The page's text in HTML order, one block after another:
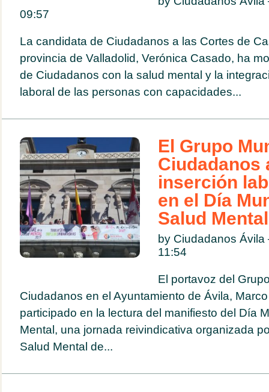
09:57
La candidata de Ciudadanos a las Cortes de
provincia de Valladolid, Verónica Casado, ha
de Ciudadanos con la salud mental y la
laboral de las personas con capacidades...
El Grupo
Ciudadanos
inserción
en el Día
Salud Mental
by Ciudadanos
11:54
El portavoz del
Ciudadanos en el Ayuntamiento de Ávila,
participado en la lectura del manifiesto del Día
Mental, una jornada reivindicativa organizada
Salud Mental de...